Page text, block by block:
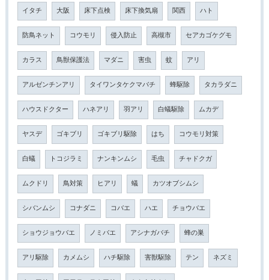
イタチ 大阪 床下点検 床下換気扇 関西 ハト
防鳥ネット コウモリ 侵入防止 高槻市 セアカゴケグモ
カラス 鳥獣保護法 マダニ 害虫 蚊 アリ
アルゼンチンアリ タイワンタケクマバチ 蜂駆除 タカラダニ
ハウスドクター ハネアリ 羽アリ 白蟻駆除 ムカデ
ヤスデ ゴキブリ ゴキブリ駆除 はち コウモリ対策
白蟻 トコジラミ ナンキンムシ 毛虫 チャドクガ
ムクドリ 鳥対策 ヒアリ 蟻 カツオブシムシ
シバンムシ コナダニ コバエ ハエ チョウバエ
ショウジョウバエ ノミバエ アシナガバチ 蜂の巣
アリ駆除 カメムシ ハチ駆除 害獣駆除 テン ネズミ